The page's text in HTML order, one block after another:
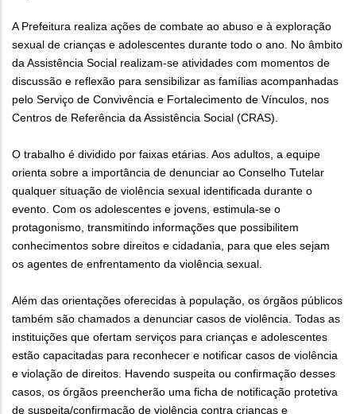
A Prefeitura realiza ações de combate ao abuso e à exploração
sexual de crianças e adolescentes durante todo o ano. No âmbito
da Assistência Social realizam-se atividades com momentos de
discussão e reflexão para sensibilizar as famílias acompanhadas
pelo Serviço de Convivência e Fortalecimento de Vínculos, nos
Centros de Referência da Assistência Social (CRAS).
O trabalho é dividido por faixas etárias. Aos adultos, a equipe
orienta sobre a importância de denunciar ao Conselho Tutelar
qualquer situação de violência sexual identificada durante o
evento. Com os adolescentes e jovens, estimula-se o
protagonismo, transmitindo informações que possibilitem
conhecimentos sobre direitos e cidadania, para que eles sejam
os agentes de enfrentamento da violência sexual.
Além das orientações oferecidas à população, os órgãos públicos
também são chamados a denunciar casos de violência. Todas as
instituições que ofertam serviços para crianças e adolescentes
estão capacitadas para reconhecer e notificar casos de violência
e violação de direitos. Havendo suspeita ou confirmação desses
casos, os órgãos preencherão uma ficha de notificação protetiva
de suspeita/confirmação de violência contra crianças e